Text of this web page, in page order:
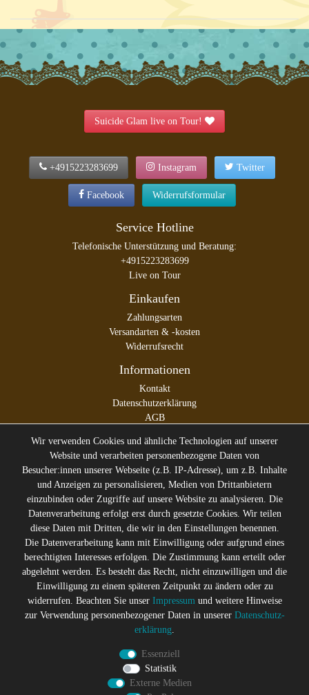
Suicide Glam live on Tour!
+4915223283699 Instagram Twitter
Facebook Widerrufsformular
Service Hotline
Telefonische Unterstützung und Beratung:
+4915223283699
Live on Tour
Einkaufen
Zahlungsarten
Versandarten & -kosten
Widerrufsrecht
Informationen
Kontakt
Datenschutzerklärung
AGB
* Alle Preise inkl. gesetzl. Mehrwertsteuer zzgl.Versandkosten
** Die durchgestrichenen Preise entsprechen dem ehemaligen
Preis des Verkäufers
Gerne halten wir Sie auf dem
Laufenden
Abonniere den Suicide Glam Newsletter um über Trends,
Schnäppchen, Gutscheine Aktionen und Angebote per E-
Mail informiert zu werden, und erhalte einen 10% Rabatt
Gutschein nach erfolgreicher Anmeldung. Eine
Abmeldung ist jederzeit möglich
Wir verwenden Cookies und ähnliche Technologien auf unserer
Website und verarbeiten personenbezogene Daten von
Besucher:innen unserer Webseite (z.B. IP-Adresse), um z.B. Inhalte
und Anzeigen zu personalisieren, Medien von Drittanbietern
einzubinden oder Zugriffe auf unsere Website zu analysieren. Die
Datenverarbeitung erfolgt erst durch gesetzte Cookies. Wir teilen
diese Daten mit Dritten, die wir in den Einstellungen benennen.
Die Datenverarbeitung kann mit Einwilligung oder aufgrund eines
berechtigten Interesses erfolgen. Die Zustimmung kann erteilt oder
abgelehnt werden. Es besteht das Recht, nicht einzuwilligen und die
Einwilligung zu einem späteren Zeitpunkt zu ändern oder zu
widerrufen. Beachten Sie unser Impressumund weitere Hinweise
zur Verwendung personenbezogener Daten in unserer Daten­schutz­
erklärung.
Essenziell
Statistik
Externe Medien